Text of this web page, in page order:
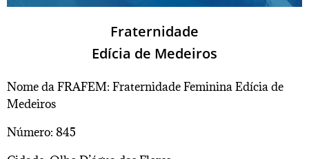
Fraternidade
Edícia de Medeiros
Nome da FRAFEM: Fraternidade Feminina Edícia de
Medeiros
Número: 845